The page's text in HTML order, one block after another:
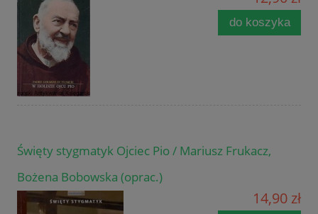
do koszyka
Święty stygmatyk Ojciec Pio / Mariusz Frukacz,
Bożena Bobowska (oprac.)
14,90 zł